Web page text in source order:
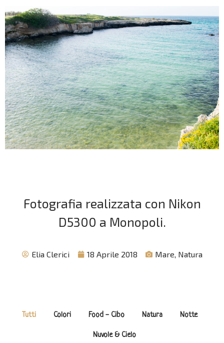
Fotografia realizzata con Nikon
D5300 a Monopoli.
Elia Clerici 18 Aprile 2018 Mare, Natura
Tutti Colori Food - Cibo Natura Notte
Nuvole & Cielo